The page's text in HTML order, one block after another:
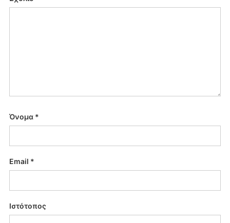
Όνομα *
Email *
Ιστότοπος